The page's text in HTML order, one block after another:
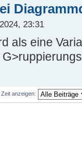
23:31
als eine
anzeigen: